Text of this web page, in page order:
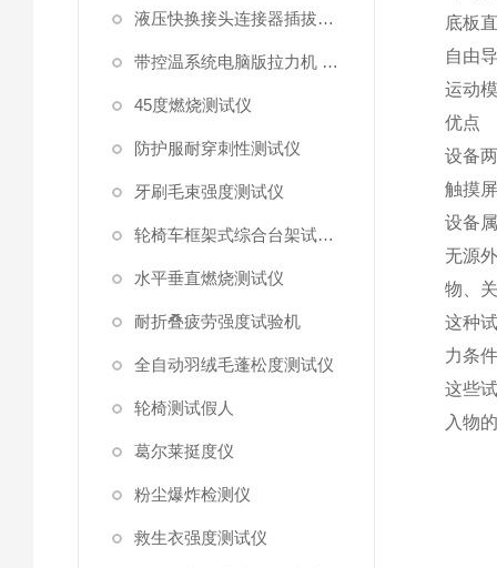
液压快换接头连接器插拔泄漏测试仪
带控温系统电脑版拉力机 统电脑版拉力机
45度燃烧测试仪
防护服耐穿刺性测试仪
牙刷毛束强度测试仪
轮椅车框架式综合台架试验机
水平垂直燃烧测试仪
耐折叠疲劳强度试验机
全自动羽绒毛蓬松度测试仪
轮椅测试假人
葛尔莱挺度仪
粉尘爆炸检测仪
救生衣强度测试仪
底板
自由
运动
优点
设备
触摸
设备
无源
物、
这种
力条
这些
入物